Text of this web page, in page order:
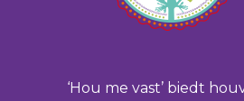
‘Hou me vast’ biedt